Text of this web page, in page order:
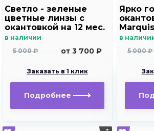
Светло - зеленые
цветные линзы c
окантовкой на 12 мес.
Marquise Dominico
в наличии
5 000 ₽
от 3 700 ₽
Заказать в 1 клик
Подробнее
Ярко
blue
в
5 000 ₽